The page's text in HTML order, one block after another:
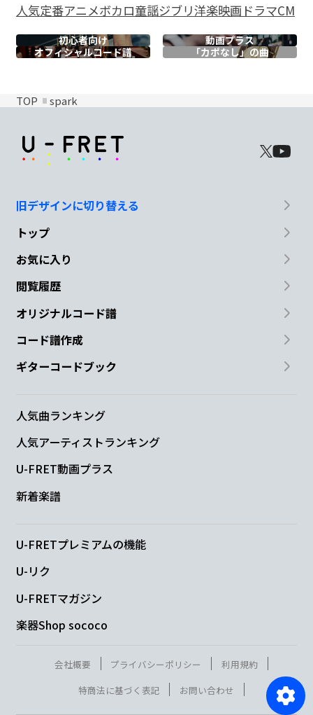
人気定番アニメボカロ童謡ジブリ洋楽映画ドラマCM
初心者向け
動画プラス
オフィシャルコード譜 「カポなし」の曲
TOP spark
旧デザインに切り替える
トップ
お気に入り
閲覧履歴
オリジナルコード譜
コード譜作成
ギターコードブック
人気曲ランキング
人気アーティストランキング
U-FRET動画プラス
新着楽譜
U-FRETプレミアムの機能
U-リク
U-FRETマガジン
楽器Shop sococo
会社概要 プライバシーポリシー
利用規約
特商法に基づく表記
お問い合わせ